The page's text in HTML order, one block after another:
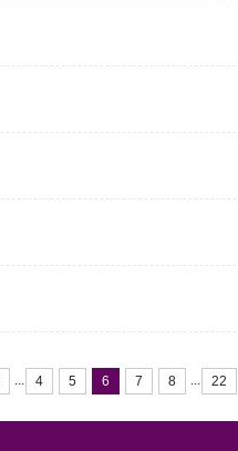
... 4 5 6 7 8 ... 22